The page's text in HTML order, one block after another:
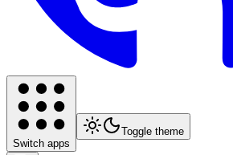
Switch apps
Toggle theme